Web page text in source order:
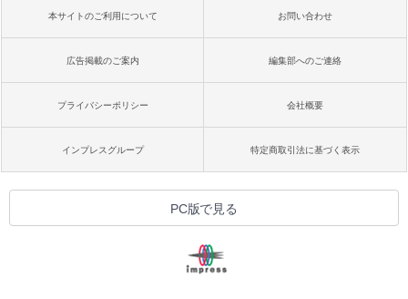
本サイトのご利用について お問い合わせ
広告掲載のご案内 編集部へのご連絡
プライバシーポリシー 会社概要
インプレスグループ 特定商取引法に基づく表示
PC版で見る